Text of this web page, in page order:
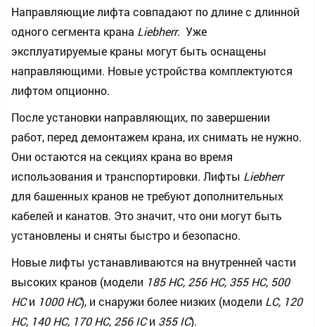
Направляющие лифта совпадают по длине с длинной
одного сегмента крана Liebherr. Уже
эксплуатируемые краны могут быть оснащены
направляющими. Новые устройства комплектуются
лифтом опционно.
После установки направляющих, по завершении
работ, перед демонтажем крана, их снимать не нужно.
Они остаются на секциях крана во время
использования и транспортировки. Лифты Liebherr
для башенных кранов не требуют дополнительных
кабелей и канатов. Это значит, что они могут быть
установлены и сняты быстро и безопасно.
Новые лифты устанавливаются на внутренней части
высоких кранов (модели 185 HC, 256 HC, 355 HC, 500
HCи 1000 HC), и снаружи более низких (модели LC, 120
HC, 140HC, 170HC, 256ICи 355 IC).